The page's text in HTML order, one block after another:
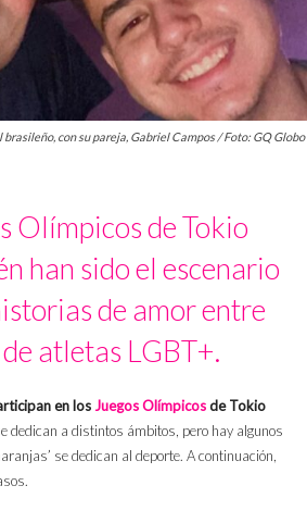
con su pareja, Gabriel Campos / Foto: GQ Globo
Olímpicos de Tokio
han sido el escenario
de amor entre
atletas LGBT+.
en losJuegos Olímpicosde Tokio
dedican a distintos ámbitos, pero hay algunos
se dedican al deporte. A continuación,